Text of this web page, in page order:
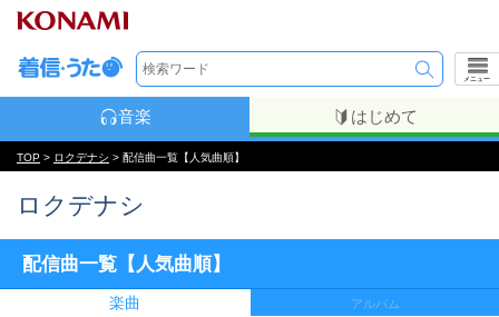
メニュー
音楽 はじめて
TOP > ロクデナシ > 配信曲一覧【人気曲順】
ロクデナシ
配信曲一覧【人気曲順】
楽曲 アルバム